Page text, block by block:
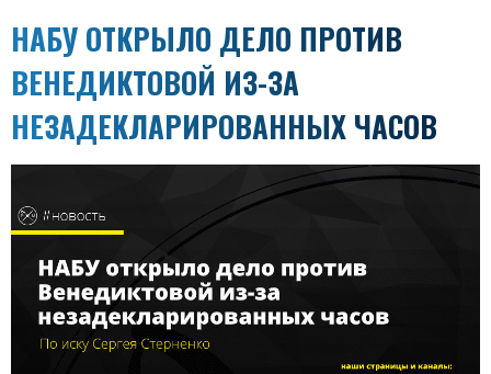
НАБУ ОТКРЫЛО ДЕЛО ПРОТИВ
ВЕНЕДИКТОВОЙ ИЗ-ЗА
НЕЗАДЕКЛАРИРОВАННЫХ ЧАСОВ